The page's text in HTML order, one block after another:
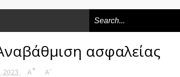
ασφαλείας
2023 A+ A-